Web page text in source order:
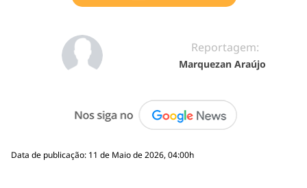
Reportagem:
Marquezan Araújo
Data de publicação: 11 de Maio de 2026, 04:00h